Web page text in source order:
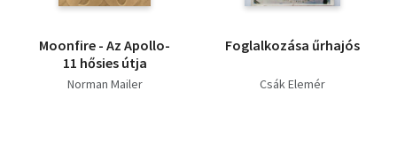
Moonfire - Az Apollo-
11 hősies útja
Norman Mailer
Foglalkozása űrhajós
Csák Elemér